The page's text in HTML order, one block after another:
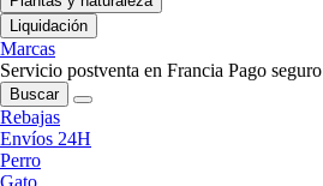
Liquidación
Marcas
Servicio postventa en Francia Pago seguro
Buscar
Rebajas
Envíos 24H
Perro